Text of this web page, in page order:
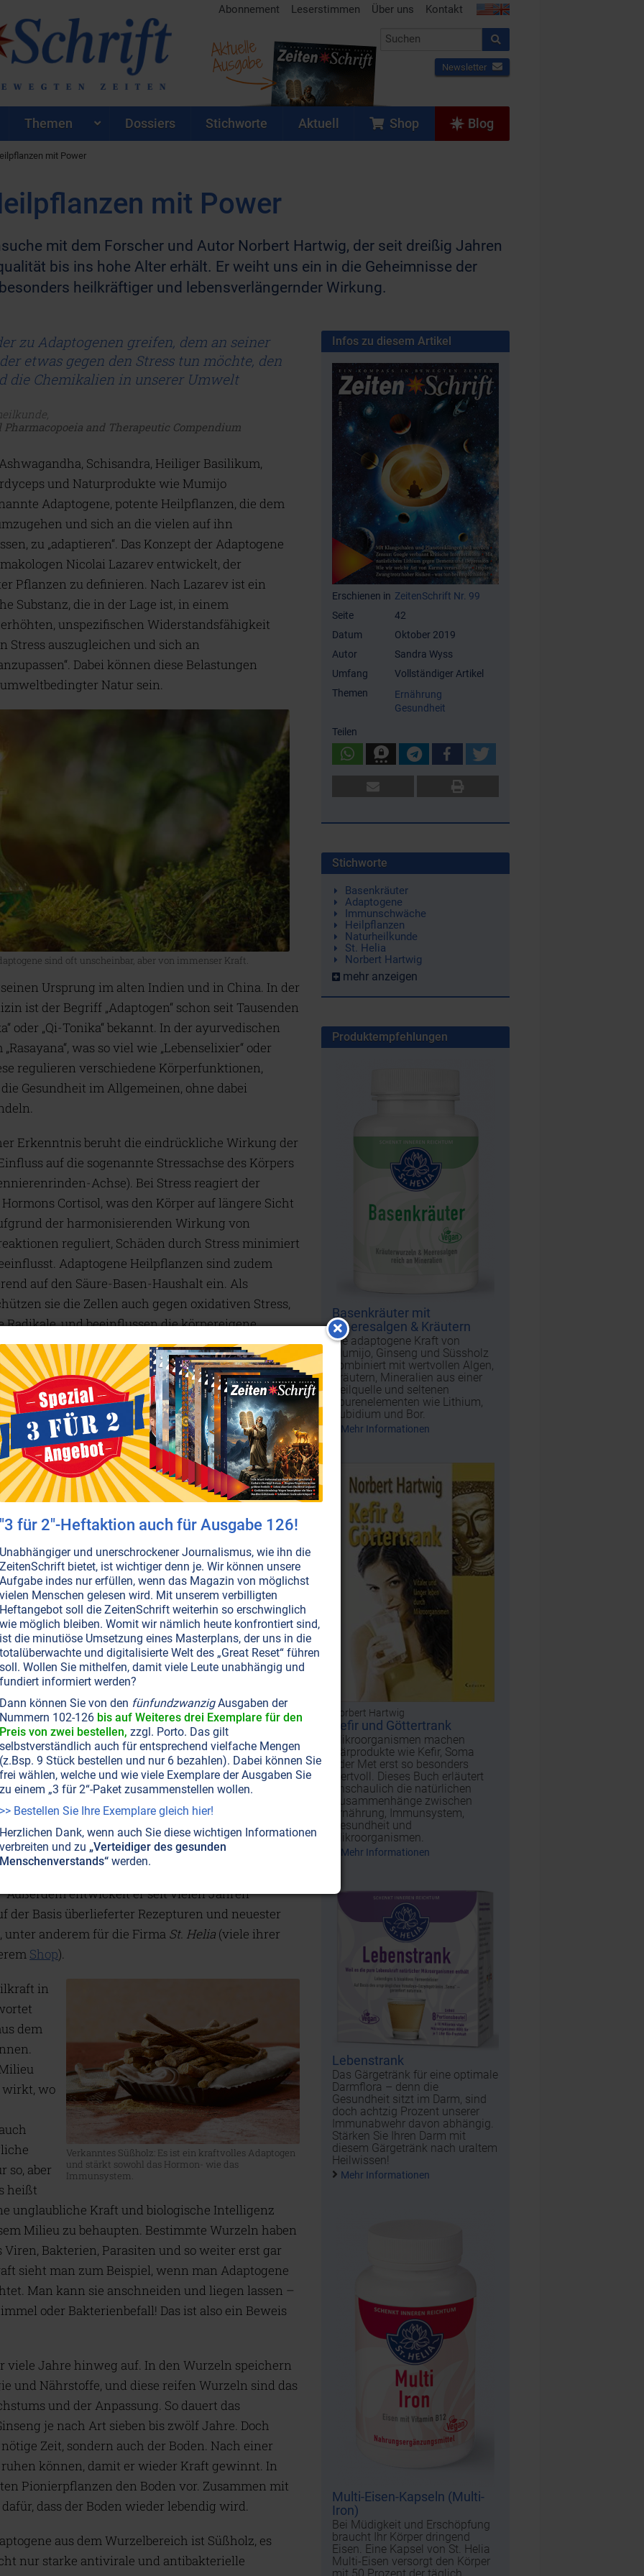
Abonnement Leserstimmen Über uns Kontakt
Newsletter
Aktuelle
Ausgabe
Themen Dossiers Stichworte Aktuell Shop Blog
mit Power
mit Power
mit dem Forscher und Autor Norbert Hartwig, der seit dreißig Jahren
bis ins hohe Alter erhält. Er weiht uns ein in die Geheimnisse der
heilkräftiger und lebensverlängernder Wirkung.
zu Adaptogenen greifen, dem an seiner
etwas gegen den Stress tun möchte, den
die Chemikalien in unserer Umwelt
and Therapeutic Compendium
Schisandra, Heiliger Basilikum,
und Naturprodukte wie Mumijo
Adaptogene, potente Heilpflanzen, die dem
und sich an die vielen auf ihn
zu „adaptieren“. Das Konzept der Adaptogene
Nicolai Lazarev entwickelt, der
Pflanzen zu definieren. Nach Lazarev ist ein
Substanz, die in der Lage ist, in einem
unspezifischen Widerstandsfähigkeit
Stress auszugleichen und sich an
Dabei können diese Belastungen
Natur sein.
sind oft unscheinbar, aber von immenser Kraft.
Ursprung im alten Indien und in China. In der
ist der Begriff „Adaptogen“ schon seit Tausenden
oder „Qi-Tonika“ bekannt. In der ayurvedischen
was so viel wie „Lebenselixier“ oder
regulieren verschiedene Körperfunktionen,
Gesundheit im Allgemeinen, ohne dabei
Erkenntnis beruht die eindrückliche Wirkung der
auf die sogenannte Stressachse des Körpers
Achse). Bei Stress reagiert der
Cortisol, was den Körper auf längere Sicht
der harmonisierenden Wirkung von
reguliert, Schäden durch Stress minimiert
Adaptogene Heilpflanzen sind zudem
auf den Säure-Basen-Haushalt ein. Als
sie die Zellen auch gegen oxidativen Stress,
und beeinflussen die körpereigene
steigern nachweislich die Wirkungsweise von
Energiequelle der Zellen, und regen die
– dazu an, Energie zu produzieren.
nicht nur auf der physischen Ebene,
spirituell eine wohltuende Wirkung, wie
wissen. Asiatischer Ginseng, Heiliges Basilikum,
hellen die Stimmung auf und haben eine
antidepressive und nervenstärkende Wirkung.
zum Adaptogen?
anschaut, fällt auf, dass viele Wurzelkräuter
antivirale, antimikrobielle,
erklärt der Forscher, Entwickler und Autor
Sachverständiger für
Naturheilmittel ist. Schon in jungen Jahren
Zusammenhänge in der Natur. Als Diplom-
früher bei der Hamburger Behörde für Inneres im
Spurenauswertung geht. Dort kam es
zum eigentlichen Kern vorzudringen
zu belegen. Durch seinen Beruf kam er auch mit
Fachgebieten zusammen.
Studiengang an Universitäten gibt, sammeln viele
wie ein vitales, erfülltes und langes Leben
Hartwig gebündelt und macht es heute
die er seit Kurzem auch auf einem
Außerdem entwickelt er seit vielen Jahren
der Basis überlieferter Rezepturen und neuester
anderem für die Firma St. Helia (viele ihrer
Shop).
Verkanntes Süßholz: Es ist ein kraftvolles Adaptogen
und stärkt sowohl das Hormon- wie das
Immunsystem.
in
dem
wirkt, wo
so, aber
heißt
unglaubliche Kraft und biologische Intelligenz
Milieu zu behaupten. Bestimmte Wurzeln haben
Bakterien, Parasiten und so weiter erst gar
sieht man zum Beispiel, wenn man Adaptogene
Man kann sie anschneiden und liegen lassen –
oder Bakterienbefall! Das ist also ein Beweis
viele Jahre hinweg auf. In den Wurzeln speichern
und Nährstoffe, und diese reifen Wurzeln sind das
und der Anpassung. So dauert das
je nach Art sieben bis zwölf Jahre. Doch
Zeit, sondern auch der Boden. Nach einer
können, damit er wieder Kraft gewinnt. In
Pionierpflanzen den Boden vor. Zusammen mit
dass der Boden wieder lebendig wird.
aus dem Wurzelbereich ist Süßholz, es
nur starke antivirale und antibakterielle
Infos zu diesem Artikel
Erschienen in ZeitenSchrift Nr. 99
Seite
42
Datum
Oktober 2019
Autor
Sandra Wyss
Umfang
Vollständiger Artikel
Themen
Ernährung
Gesundheit
Teilen
Stichworte
Basenkräuter
Adaptogene
Immunschwäche
Heilpflanzen
Naturheilkunde
St. Helia
Norbert Hartwig
mehr anzeigen
Produktempfehlungen
Basenkräuter mit
Meeresalgen & Kräutern
Die adaptogene Kraft von
Mumijo, Ginseng und Süssholz
kombiniert mit wertvollen Algen,
Kräutern, Mineralien aus einer
Heilquelle und seltenen
Spurenelementen wie Lithium,
Rubidium und Bor.
Mehr Informationen
Norbert Hartwig
Kefir und Göttertrank
Mikroorganismen machen
Gärprodukte wie Kefir, Soma
oder Met erst so besonders
wertvoll. Dieses Buch erläutert
anschaulich die natürlichen
Zusammenhänge zwischen
Ernährung, Immunsystem,
Gesundheit und
Mikroorganismen.
Mehr Informationen
Lebenstrank
Das Gärgetränk für eine optimale
Darmflora – denn die
Gesundheit sitzt im Darm, sind
doch achtzig Prozent unserer
Immunabwehr davon abhängig.
Stärken Sie Ihren Darm mit
diesem Gärgetränk nach uraltem
Heilwissen!
Mehr Informationen
Multi-Eisen-Kapseln (Multi-
Iron)
Bei Müdigkeit und Erschöpfung
braucht Ihr Körper dringend
Eisen. Eine Kapsel von St. Helia
Multi-Eisen versorgt den Körper
"3 für 2"-Heftaktion auch für Ausgabe 126!
Unabhängiger und unerschrockener Journalismus, wie ihn die
ZeitenSchrift bietet, ist wichtiger denn je. Wir können unsere
Aufgabe indes nur erfüllen, wenn das Magazin von möglichst
vielen Menschen gelesen wird. Mit unserem verbilligten
Heftangebot soll die ZeitenSchrift weiterhin so erschwinglich
wie möglich bleiben. Womit wir nämlich heute konfrontiert sind,
ist die minutiöse Umsetzung eines Masterplans, der uns in die
totalüberwachte und digitalisierte Welt des „Great Reset“ führen
soll. Wollen Sie mithelfen, damit viele Leute unabhängig und
fundiert informiert werden?
Dann können Sie von den fünfundzwanzigAusgaben der
Nummern 102-126 bis auf Weiteres drei Exemplare für den
Preis von zwei bestellen, zzgl. Porto. Das gilt
selbstverständlich auch für entsprechend vielfache Mengen
(z.Bsp. 9 Stück bestellen und nur 6 bezahlen). Dabei können Sie
frei wählen, welche und wie viele Exemplare der Ausgaben Sie
zu einem „3 für 2“-Paket zusammenstellen wollen.
>> Bestellen Sie Ihre Exemplare gleich hier!
Herzlichen Dank, wenn auch Sie diese wichtigen Informationen
verbreiten und zu „Verteidiger des gesunden
Menschenverstands“werden.